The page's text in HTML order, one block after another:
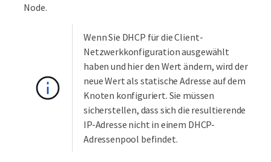
Node.
Wenn Sie DHCP für die Client-
Netzwerkkonfiguration ausgewählt
haben und hier den Wert ändern, wird der
neue Wert als statische Adresse auf dem
Knoten konfiguriert. Sie müssen
sicherstellen, dass sich die resultierende
IP-Adresse nicht in einem DHCP-
Adressenpool befindet.